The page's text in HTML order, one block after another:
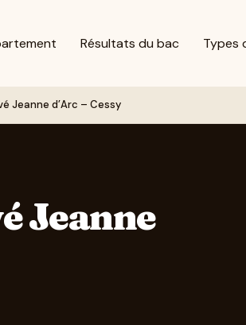
Résultats du bac Types
Jeanne d’Arc – Cessy
Jeanne